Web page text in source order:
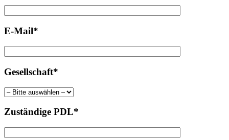
E-Mail*
Gesellschaft*
Zuständige PDL*